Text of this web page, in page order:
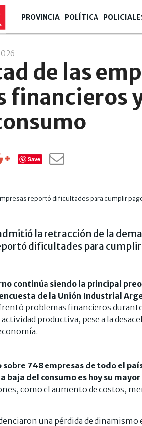
PROVINCIA POLÍTICA
de las
financieros
Save
reportó dificultades para cumplir
la retracción de la
dificultades para cumplir
continúa siendo la principal
de la Unión Industrial
problemas financieros
productiva, pese a la
748 empresas de todo el
baja del consumo es hoy su
como el aumento de costos,
una pérdida de dinamismo